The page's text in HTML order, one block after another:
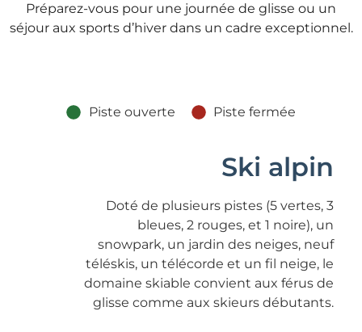
Préparez-vous pour une journée de glisse ou un
séjour aux sports d’hiver dans un cadre exceptionnel.
Piste ouverte Piste fermée
Ski alpin
Doté de plusieurs pistes (5 vertes, 3
bleues, 2 rouges, et 1 noire), un
snowpark, un jardin des neiges, neuf
téléskis, un télécorde et un fil neige, le
domaine skiable convient aux férus de
glisse comme aux skieurs débutants.